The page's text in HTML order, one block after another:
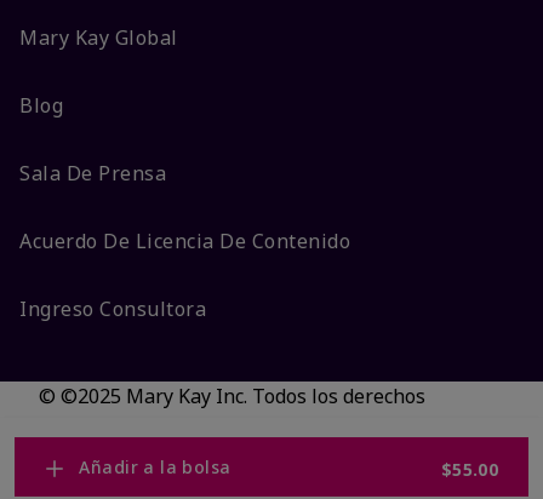
Añadir a la bolsa $55.00
Mary Kay Global
Blog
Sala De Prensa
Acuerdo De Licencia De Contenido
Ingreso Consultora
© ©2025 Mary Kay Inc. Todos los derechos
Código DSA/Queja al Código
Privacidad